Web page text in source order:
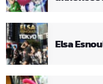
Elsa